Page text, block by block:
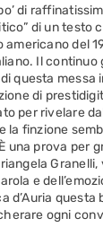
di
di un testo
americano del
Il continuo
questa messa
di
per rivelare
la finzione
una prova per
e
d’Auria questa
ogni